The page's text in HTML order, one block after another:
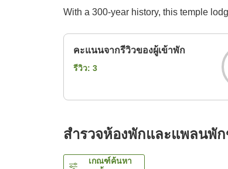
With a 300-year history, this temple
คะแนนจากรีวิวของผู้เข้าพัก
รีวิว: 3
สำรวจห้องพักและแพลนพัก
เกณฑ์ค้นหา